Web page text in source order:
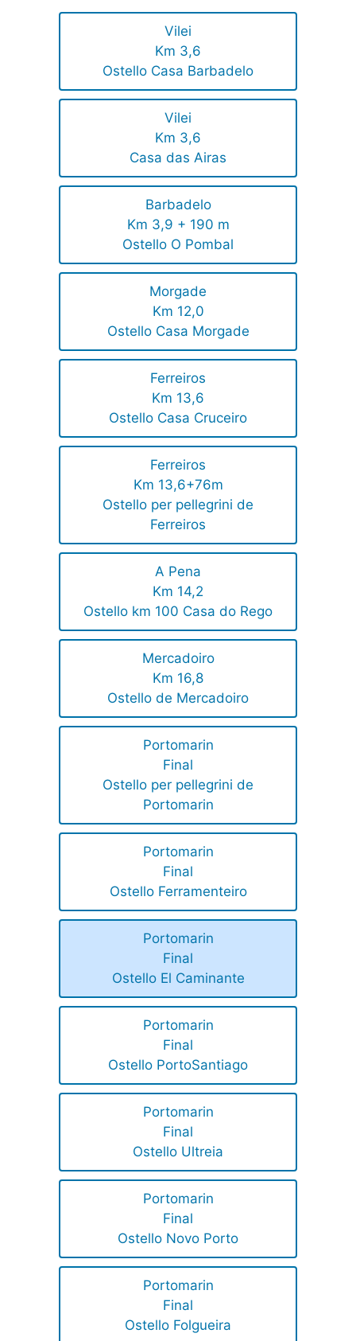
Vilei
Km 3,6
Ostello Casa Barbadelo
Vilei
Km 3,6
Casa das Airas
Barbadelo
Km 3,9 + 190 m
Ostello O Pombal
Morgade
Km 12,0
Ostello Casa Morgade
Ferreiros
Km 13,6
Ostello Casa Cruceiro
Ferreiros
Km 13,6+76m
Ostello per pellegrini de
Ferreiros
A Pena
Km 14,2
Ostello km 100 Casa do Rego
Mercadoiro
Km 16,8
Ostello de Mercadoiro
Portomarin
Final
Ostello per pellegrini de
Portomarin
Portomarin
Final
Ostello Ferramenteiro
Portomarin
Final
Ostello El Caminante
Portomarin
Final
Ostello PortoSantiago
Portomarin
Final
Ostello Ultreia
Portomarin
Final
Ostello Novo Porto
Portomarin
Final
Ostello Folgueira